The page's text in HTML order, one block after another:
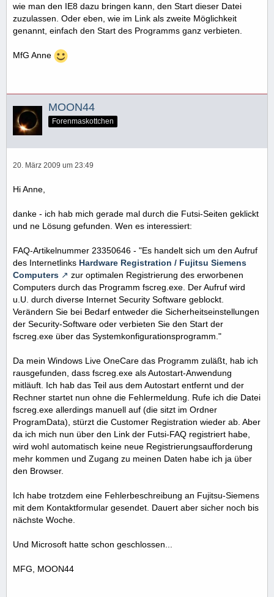
wie man den IE8 dazu bringen kann, den Start dieser Datei
zuzulassen. Oder eben, wie im Link als zweite Möglichkeit
genannt, einfach den Start des Programms ganz verbieten.
MfG Anne
MOON44
Forenmaskottchen
20. März 2009 um 23:49
Hi Anne,
danke - ich hab mich gerade mal durch die Futsi-Seiten geklickt
und ne Lösung gefunden. Wen es interessiert:
FAQ-Artikelnummer 23350646 - "Es handelt sich um den Aufruf
des Internetlinks Hardware Registration / Fujitsu Siemens
Computers
zur optimalen Registrierung des erworbenen
Computers durch das Programm fscreg.exe. Der Aufruf wird
u.U. durch diverse Internet Security Software geblockt.
Verändern Sie bei Bedarf entweder die Sicherheitseinstellungen
der Security-Software oder verbieten Sie den Start der
fscreg.exe über das Systemkonfigurationsprogramm."
Da mein Windows Live OneCare das Programm zuläßt, hab ich
rausgefunden, dass fscreg.exe als Autostart-Anwendung
mitläuft. Ich hab das Teil aus dem Autostart entfernt und der
Rechner startet nun ohne die Fehlermeldung. Rufe ich die Datei
fscreg.exe allerdings manuell auf (die sitzt im Ordner
ProgramData), stürzt die Customer Registration wieder ab. Aber
da ich mich nun über den Link der Futsi-FAQ registriert habe,
wird wohl automatisch keine neue Registrierungsaufforderung
mehr kommen und Zugang zu meinen Daten habe ich ja über
den Browser.
Ich habe trotzdem eine Fehlerbeschreibung an Fujitsu-Siemens
mit dem Kontaktformular gesendet. Dauert aber sicher noch bis
nächste Woche.
Und Microsoft hatte schon geschlossen...
MFG, MOON44